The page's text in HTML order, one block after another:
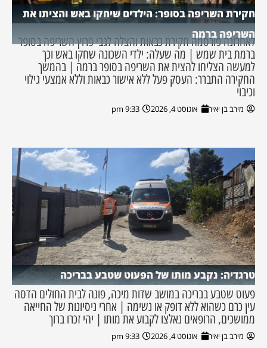
חקירת השריפה בסופר: הילדים שיחקו באש והציתו את
השריפה ברמה
לאחרונה פורסמה חקירת כבאות והצלה לגבי פרוץ השריפה בסופר
ברמת בית שמש | מה שעלה: ילדי השכונה שחקו באש וכך
למעשה הצליחו להצית את השריפה בסופר ברמה | בהמשך
החקירה התברר: העסק פעל ללא אישור כבאות וללא אמצעי גילוי
וכיבוי
מירב בן יאיר אוגוסט 4, 2026 9:33 pm
טרגדיה: נקבע מותו של הפעוט שטבע בבריכה
פעוט שטבע בבריכה במושב שדות מיכה, פונה לבית החולים הדסה
עין כרם כשהוא ללא דופק או נשימה | אחרי ניסיונות של החייאה
ממושכים, הרופאים נאלצו לקבוע את מותו | יהי זכרו ברוך
מירב בן יאיר אוגוסט 4, 2026 9:33 pm